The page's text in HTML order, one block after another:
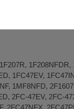
CNF340,
ROMANF671,
1FC47EV,
1MF8NFD,
2FC-47EV, 2FC-
2FC47NFX,